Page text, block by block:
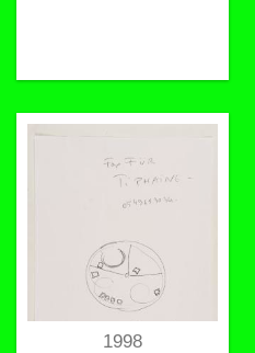
1998